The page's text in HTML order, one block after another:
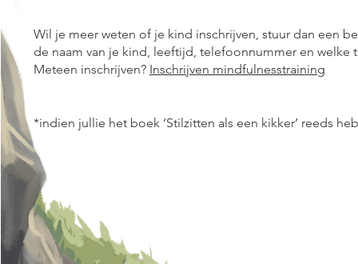
Wil je meer weten of je kind inschrijven, stuur dan een
de naam van je kind, leeftijd, telefoonnummer en welke
Meteen inschrijven? Inschrijven mindfulnesstraining
*indien jullie het boek ‘Stilzitten als een kikker’ reeds